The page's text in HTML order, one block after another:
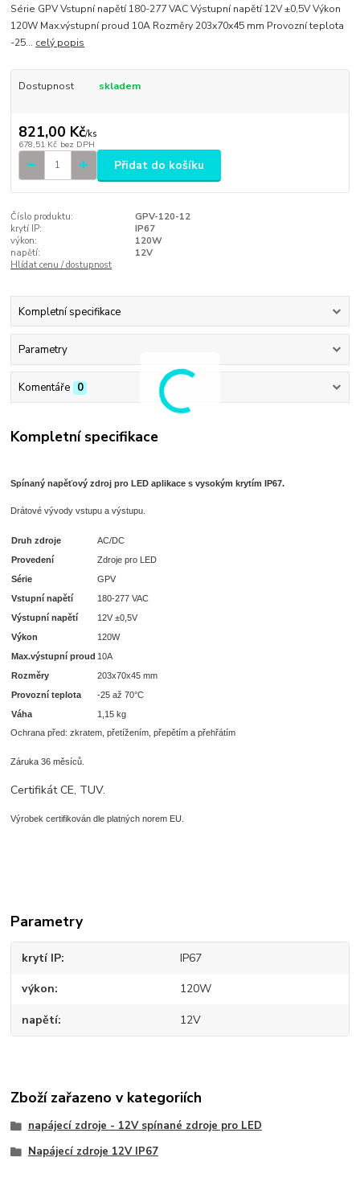
Série GPV Vstupní napětí 180-277 VAC Výstupní napětí 12V ±0,5V Výkon
120W Max.výstupní proud 10A Rozměry 203x70x45 mm Provozní teplota
-25... celý popis
Dostupnost skladem
821,00 Kč/ks
678,51 Kč bez DPH
Přidat do košíku
Číslo produktu:
GPV-120-12
krytí IP:
IP67
výkon:
120W
napětí:
12V
Hlídat cenu / dostupnost
Kompletní specifikace
Parametry
Komentáře 0
Kompletní specifikace
Spínaný napěťový zdroj pro LED aplikace s vysokým krytím IP67.
Drátové vývody vstupu a výstupu.
Druh zdroje
AC/DC
Provedení
Zdroje pro LED
Série
GPV
Vstupní napětí
180-277 VAC
Výstupní napětí
12V ±0,5V
Výkon
120W
Max.výstupní proud 10A
Rozměry
203x70x45 mm
Provozní teplota
-25 až 70°C
Váha
1,15 kg
Ochrana před: zkratem, přetížením, přepětím a přehřátím
Záruka 36 měsíců.
Certifikát CE, TUV.
Výrobek certifikován dle platných norem EU.
Parametry
krytí IP IP67
výkon 120W
napětí 12V
Zboží zařazeno v kategoriích
napájecí zdroje - 12V spínané zdroje pro LED
Napájecí zdroje 12V IP67